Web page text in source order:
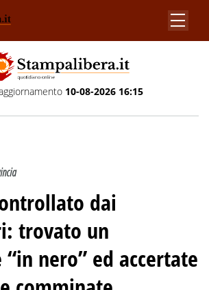
10-08-2026 16:15
dai
trovato un
nero” ed accertate